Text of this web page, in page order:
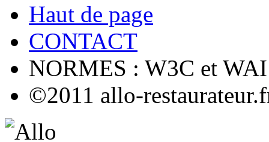
Haut de page
CONTACT
NORMES : W3C et WAI
©2011 allo-